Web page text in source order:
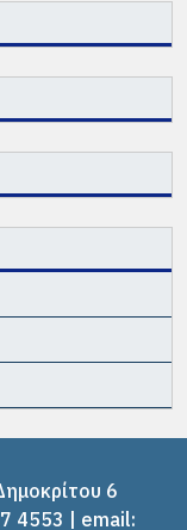
6
4553 | email: